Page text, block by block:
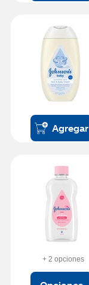
Agregar
+ 2 opciones